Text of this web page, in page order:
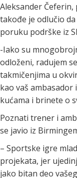
Aleksander
takođe je odlučio
poruku podrške iz
-Iako su
odloženi, radujem
takmičenjima u
kao vaš
kućama i brinete o
Poznati trener i
se javio iz
– Sportske igre
projekata, jer
jako bitan deo